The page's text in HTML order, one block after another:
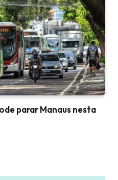
parar Manaus nesta